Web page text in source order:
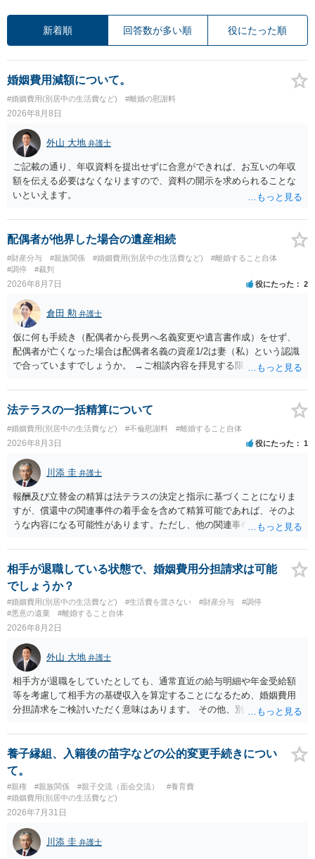
新着順 回答数が多い順 役にたった順
婚姻費用減額について。
#婚姻費用(別居中の生活費など) #離婚の慰謝料
2026年8月8日
外山 大地 弁護士
ご記載の通り、年収資料を提出せずに合意ができれば、お互いの年収
額を伝える必要はなくなりますので、資料の開示を求められることな
いといえます。
配偶者が他界した場合の遺産相続
#財産分与 #親族関係 #婚姻費用(別居中の生活費など)
#離婚すること自体
#調停
#裁判
2026年8月7日 役にたった 2
倉田 勲 弁護士
仮に何も手続き（配偶者から長男へ名義変更や遺言書作成）をせず、
配偶者が亡くなった場合は配偶者名義の資産1/2は妻（私）という認識
で合っていますでしょうか。 →ご相談内容を拝見する限りでは、その
完全に所有する場合は、他の相続人に対して自宅の評価額の１/２の代
償金の支払いが必要になります。
法テラスの一括精算について
#婚姻費用(別居中の生活費など) #不倫慰謝料 #離婚すること自体
2026年8月3日 役にたった 1
川添 圭 弁護士
報酬及び立替金の精算は法テラスの決定と指示に基づくことになりま
すが、償還中の関連事件の着手金を含めて精算可能であれば、そのよ
うな内容になる可能性があります。ただし、他の関連事件でも相手方
情によって対応が違いますので、法テラスへお尋ねいただいた方が確
実です。
相手が退職している状態で、婚姻費用分担請求は可能
でしょうか？
#婚姻費用(別居中の生活費など) #生活費を渡さない #財産分与
#調停
#悪意の遺棄
#離婚すること自体
2026年8月2日
外山 大地 弁護士
相手方が退職をしていたとしても、通常直近の給与明細や年金受給額
等を考慮して相手方の基礎収入を算定することになるため、婚姻費用
分担請求をご検討いただく意味はあります。 その他、別居の経緯、質
て、ご検討いただくのが良いかと思います。
養子縁組、入籍後の苗字などの公的変更手続きについ
て。
#親権 #親族関係 #親子交流（面会交流）
#養育費
#婚姻費用(別居中の生活費など)
2026年7月31日
川添 圭 弁護士